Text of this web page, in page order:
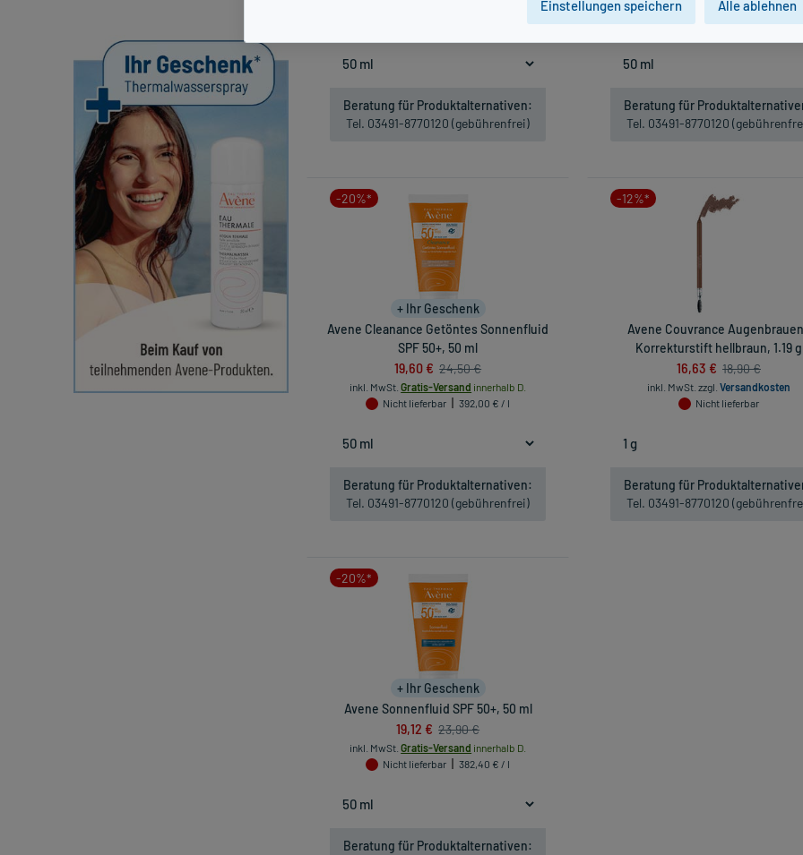
Beratung für Produktalternativen:
Tel. 03491-8770120 (gebührenfrei)
Nicht lieferbar
382,40 € / l
Beratung für
Tel. 03491-8770120
-20%*
+ Ihr Geschenk
Avene Cleanance Getöntes Sonnenfluid
SPF 50+, 50 ml
19,60 € 24,50 €
inkl. MwSt. Gratis-Versand innerhalb D.
Nicht lieferbar
392,00 € / l
Beratung für Produktalternativen:
Tel. 03491-8770120 (gebührenfrei)
-12%*
Avene Couvrance
Korrekturstift hellbraun, 1.19 g
16,63 € 18,90 €
inkl. MwSt. zzgl. Versandkosten
Nicht lieferbar
Beratung für
Tel. 03491-8770120
-20%*
+ Ihr Geschenk
Avene Sonnenfluid SPF 50+, 50 ml
19,12 € 23,90 €
inkl. MwSt. Gratis-Versand innerhalb D.
Nicht lieferbar
382,40 € / l
Beratung für Produktalternativen:
Einstellungen speichern Alle ablehnen